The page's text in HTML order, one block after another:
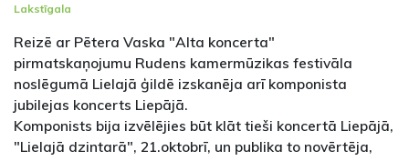
Lakstīgala
Reizē ar Pētera Vaska "Alta koncerta"
pirmatskaņojumu Rudens kamermūzikas festivāla
noslēgumā Lielajā ģildē izskanēja arī komponista
jubilejas koncerts Liepājā.
Komponists bija izvēlējies būt klāt tieši koncertā Liepājā,
"Lielajā dzintarā", 21.oktobrī, un publika to novērtēja,